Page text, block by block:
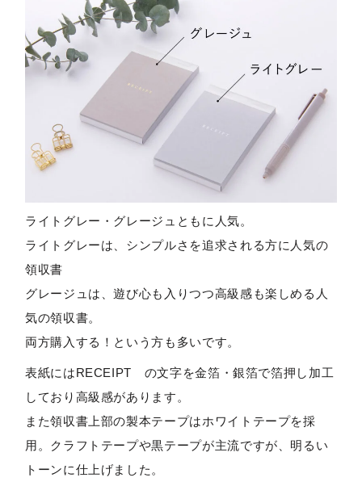
ライトグレー・グレージュともに人気。
ライトグレーは、シンプルさを追求される方に人気の
領収書
グレージュは、遊び心も入りつつ高級感も楽しめる人
気の領収書。
両方購入する！という方も多いです。
表紙にはRECEIPT の文字を金箔・銀箔で箔押し加工
しており高級感があります。
また領収書上部の製本テープはホワイトテープを採
用。クラフトテープや黒テープが主流ですが、明るい
トーンに仕上げました。